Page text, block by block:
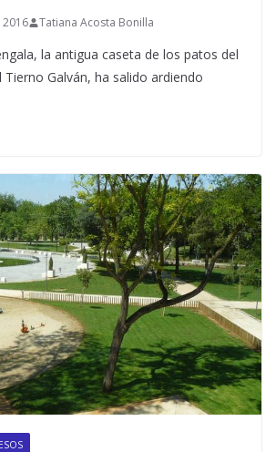
Tatiana Acosta Bonilla
la antigua caseta de los patos del
Tierno Galván, ha salido ardiendo